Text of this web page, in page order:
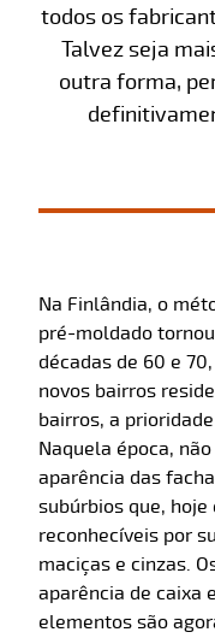
todos os
Talvez seja
outra forma,
Na Finlândia, o
pré-moldado
décadas de 60 e
novos bairros
bairros, a
Naquela época,
aparência das
subúrbios que,
reconhecíveis por
maciças e cinzas.
aparência de caixa
elementos são